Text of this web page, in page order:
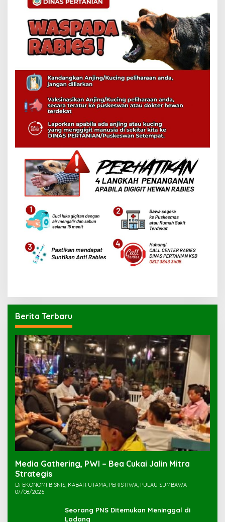
Berita Terbaru
Media Gathering, PWI – Bea Cukai Jalin Mitra
Strategis
Di EKONOMI BISNIS, KABAR UTAMA, PERISTIWA, PULAU SUMBAWA
07/08/2026
Seorang PNS Ditemukan Meninggal di
Ladang